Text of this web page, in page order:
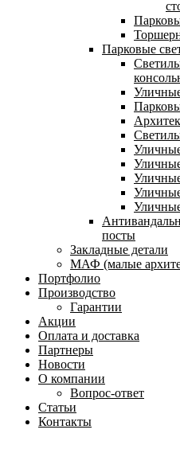
Парковые
посты
Закладные детали
МАФ (малые
Портфолио
Производство
Гарантии
Акции
Оплата и доставка
Партнеры
Новости
О компании
Вопрос-ответ
Статьи
Контакты